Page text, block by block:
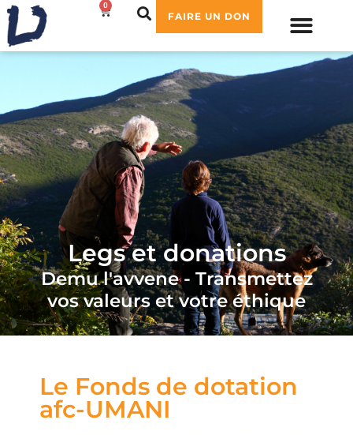
€ 0
FAIRE UN DON
Legs et donations
Demu l'avvene - Transmettez
vos valeurs et votre éthique
Le Fonds de dotation
afc-UMANI